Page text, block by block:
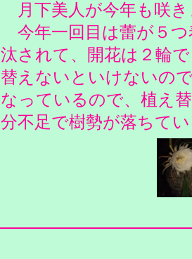
月下美人が今年も咲
今年一回目は蕾が５
汰されて、開花は２輪
替えないといけないの
なっているので、植え
分不足で樹勢が落ちて